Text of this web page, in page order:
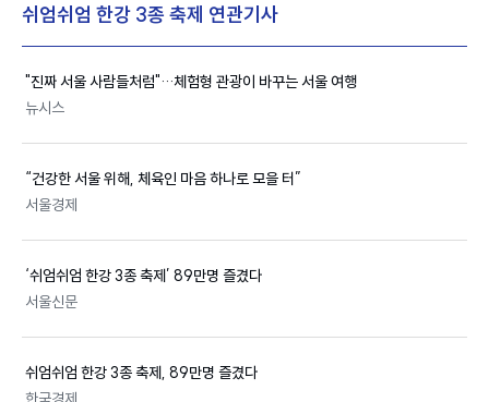
쉬엄쉬엄 한강 3종 축제 연관기사
"진짜 서울 사람들처럼"…체험형 관광이 바꾸는 서울 여행
뉴시스
“건강한 서울 위해, 체육인 마음 하나로 모을 터”
서울경제
‘쉬엄쉬엄 한강 3종 축제’ 89만명 즐겼다
서울신문
쉬엄쉬엄 한강 3종 축제, 89만명 즐겼다